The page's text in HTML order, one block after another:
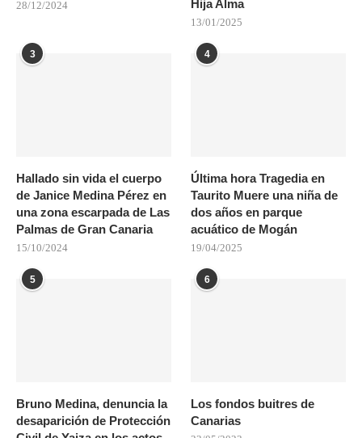
28/12/2024 Hija Alma
13/01/2025
3
Hallado sin vida el cuerpo
de Janice Medina Pérez en
una zona escarpada de Las
Palmas de Gran Canaria
15/10/2024
4
Última hora Tragedia en
Taurito Muere una niña de
dos años en parque
acuático de Mogán
19/04/2025
5
Bruno Medina, denuncia la
desaparición de Protección
6
Los fondos buitres de
Canarias